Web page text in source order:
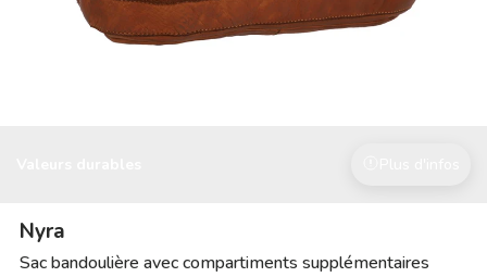
Nyra
Sac bandoulière avec compartiments supplémentaires